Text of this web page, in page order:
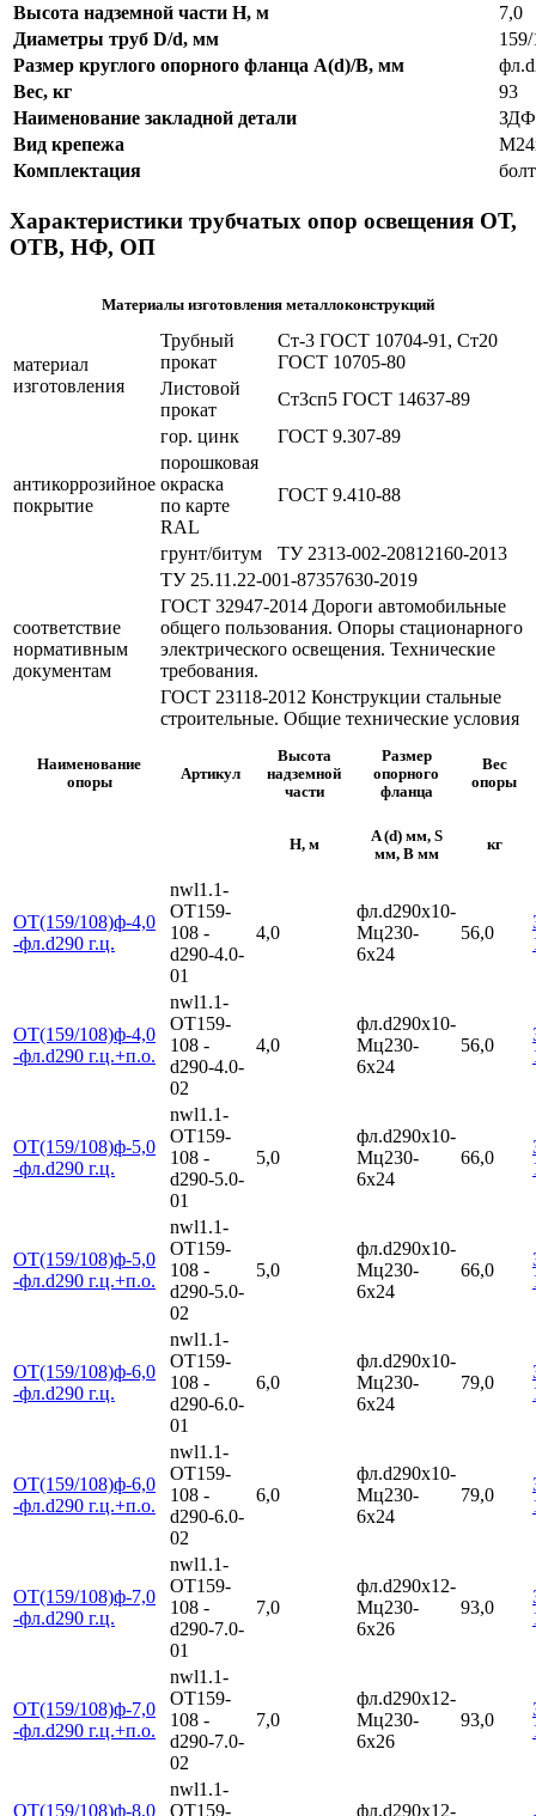
Высота надземной части Н, м
7,0
Диаметры труб D/d, мм
Размер круглого опорного фланца А(d)/В, мм
Вес, кг
93
Наименование закладной детали
ЗДФ
Вид крепежа
Комплектация
Характеристики трубчатых опор освещения ОТ,
ОТВ, НФ, ОП
Материалы изготовления металлоконструкций
материал
изготовления
Трубный
прокат
Ст-3 ГОСТ 10704-91, Ст20
ГОСТ 10705-80
Листовой
прокат
Ст3сп5 ГОСТ 14637-89
антикоррозийное
покрытие
гор. цинк
ГОСТ 9.307-89
порошковая
окраска
по карте
RAL
ГОСТ 9.410-88
грунт/битум ТУ 2313-002-20812160-2013
соответствие
нормативным
документам
ТУ 25.11.22-001-87357630-2019
ГОСТ 32947-2014 Дороги автомобильные
общего пользования. Опоры стационарного
электрического освещения. Технические
требования.
ГОСТ 23118-2012 Конструкции стальные
строительные. Общие технические условия
Наименование
опоры
Артикул
Высота
надземной
части
Размер
опорного
фланца
Вес
опоры
H, м
A (d) мм, S
мм, B мм
кг
ОТ(159/108)ф-4,0
-фл.d290 г.ц.
nwl1.1-
ОТ159-
108 -
d290-4.0-
01
4,0
фл.d290х10-
Мц230-
6х24
56,0
ОТ(159/108)ф-4,0
-фл.d290 г.ц.+п.о.
nwl1.1-
ОТ159-
108 -
d290-4.0-
02
4,0
фл.d290х10-
Мц230-
6х24
56,0
ОТ(159/108)ф-5,0
-фл.d290 г.ц.
nwl1.1-
ОТ159-
108 -
d290-5.0-
01
5,0
фл.d290х10-
Мц230-
6х24
66,0
ОТ(159/108)ф-5,0
-фл.d290 г.ц.+п.о.
nwl1.1-
ОТ159-
108 -
d290-5.0-
02
5,0
фл.d290х10-
Мц230-
6х24
66,0
ОТ(159/108)ф-6,0
-фл.d290 г.ц.
nwl1.1-
ОТ159-
108 -
d290-6.0-
01
6,0
фл.d290х10-
Мц230-
6х24
79,0
ОТ(159/108)ф-6,0
-фл.d290 г.ц.+п.о.
nwl1.1-
ОТ159-
108 -
d290-6.0-
02
6,0
фл.d290х10-
Мц230-
6х24
79,0
ОТ(159/108)ф-7,0
-фл.d290 г.ц.
nwl1.1-
ОТ159-
108 -
d290-7.0-
01
7,0
фл.d290х12-
Мц230-
6х26
93,0
ОТ(159/108)ф-7,0
-фл.d290 г.ц.+п.о.
nwl1.1-
ОТ159-
108 -
d290-7.0-
02
7,0
фл.d290х12-
Мц230-
6х26
93,0
ОТ(159/108)ф-8,0
nwl1.1-
ОТ159-
фл.d290х12-